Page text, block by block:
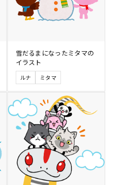
雪だるまになったミタマの
イラスト
ルナ ミタマ